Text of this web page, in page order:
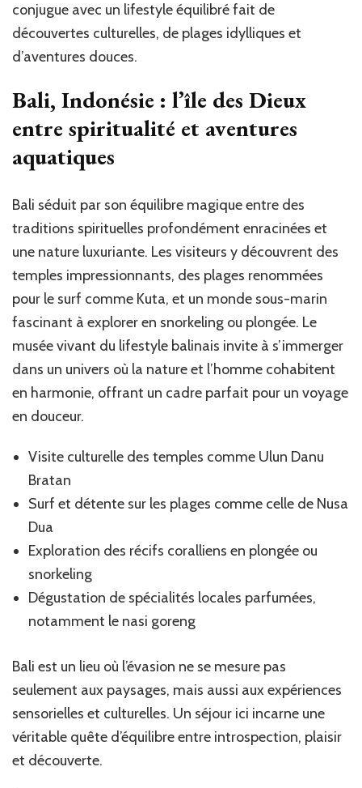
conjugue avec un lifestyle équilibré fait de
découvertes culturelles, de plages idylliques et
d’aventures douces.
Bali, Indonésie : l’île des Dieux
entre spiritualité et aventures
aquatiques
Bali séduit par son équilibre magique entre des
traditions spirituelles profondément enracinées et
une nature luxuriante. Les visiteurs y découvrent des
temples impressionnants, des plages renommées
pour le surf comme Kuta, et un monde sous-marin
fascinant à explorer en snorkeling ou plongée. Le
musée vivant du lifestyle balinais invite à s’immerger
dans un univers où la nature et l’homme cohabitent
en harmonie, offrant un cadre parfait pour un voyage
en douceur.
Visite culturelle des temples comme Ulun Danu
Bratan
Surf et détente sur les plages comme celle de Nusa
Dua
Exploration des récifs coralliens en plongée ou
snorkeling
Dégustation de spécialités locales parfumées,
notamment le nasi goreng
Bali est un lieu où l’évasion ne se mesure pas
seulement aux paysages, mais aussi aux expériences
sensorielles et culturelles. Un séjour ici incarne une
véritable quête d’équilibre entre introspection, plaisir
et découverte.